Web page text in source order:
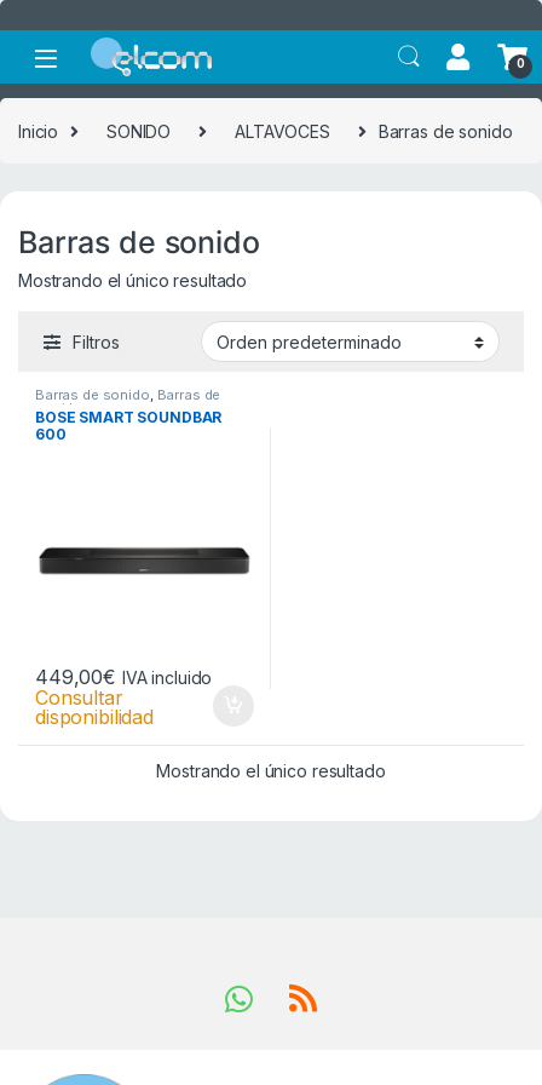
0
Inicio SONIDO ALTAVOCES Barras de sonido
Barras de sonido
Mostrando el único resultado
Filtros
Barras de sonido, Barras de
sonido
BOSE SMART SOUNDBAR
600
449,00€ IVA incluido
Consultar
disponibilidad
Mostrando el único resultado